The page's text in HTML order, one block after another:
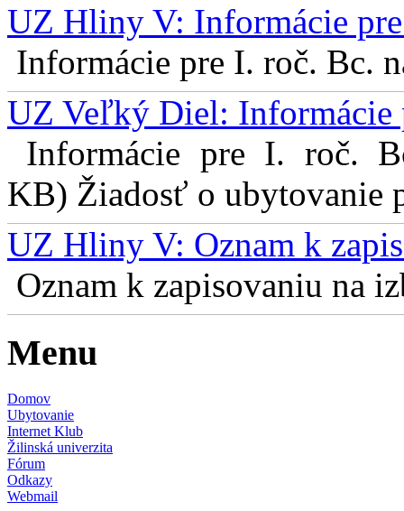
UZ Hliny V: Informácie
Informácie pre I. roč. Bc.
UZ Veľký Diel: Informácie
Informácie pre I. roč.
KB) Žiadosť o ubytovanie
UZ Hliny V: Oznam k
Oznam k zapisovaniu na
Menu
Domov
Ubytovanie
Internet Klub
Žilinská univerzita
Fórum
Odkazy
Webmail